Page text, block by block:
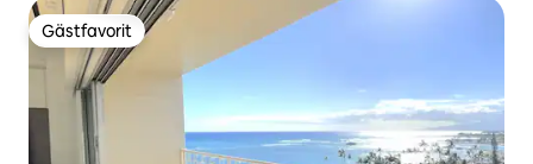
Gästfavorit
Gästfavorit